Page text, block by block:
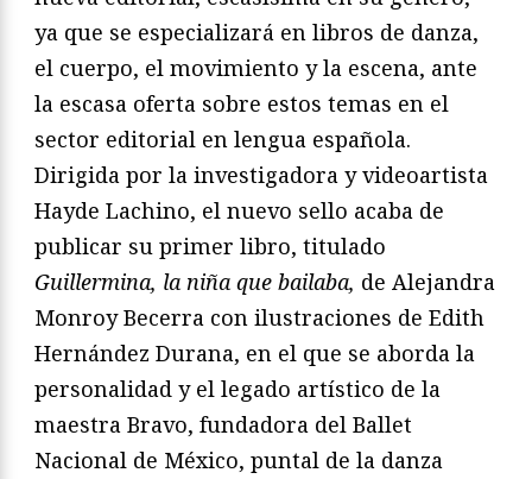
ya que se especializará en libros de danza,
el cuerpo, el movimiento y la escena, ante
la escasa oferta sobre estos temas en el
sector editorial en lengua española.
Dirigida por la investigadora y videoartista
Hayde Lachino, el nuevo sello acaba de
publicar su primer libro, titulado
Guillermina, la niña que bailaba, de Alejandra
Monroy Becerra con ilustraciones de Edith
Hernández Durana, en el que se aborda la
personalidad y el legado artístico de la
maestra Bravo, fundadora del Ballet
Nacional de México, puntal de la danza